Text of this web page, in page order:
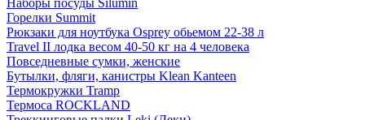
Горелки Summit
Рюкзаки для ноутбука Osprey обьемом 22-38 л
Travel II лодка весом 40-50 кг на 4 человека
Повседневные сумки, женские
Бутылки, фляги, канистры Klean Kanteen
Термокружки Tramp
Термоса ROCKLAND